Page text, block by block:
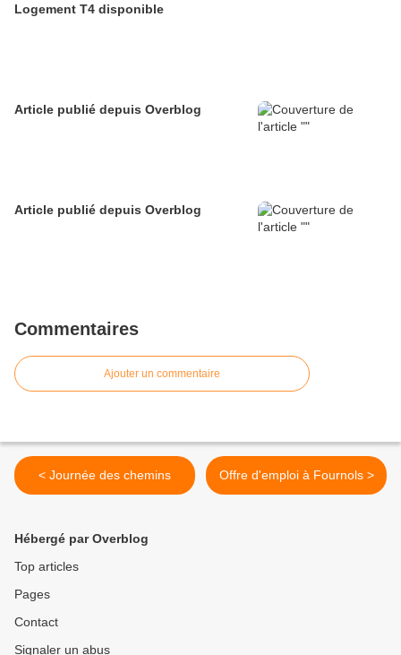
Logement T4 disponible
Article publié depuis Overblog
Article publié depuis Overblog
Commentaires
Ajouter un commentaire
< Journée des chemins Offre d'emploi à Fournols >
Hébergé par Overblog
Top articles
Pages
Contact
Signaler un abus